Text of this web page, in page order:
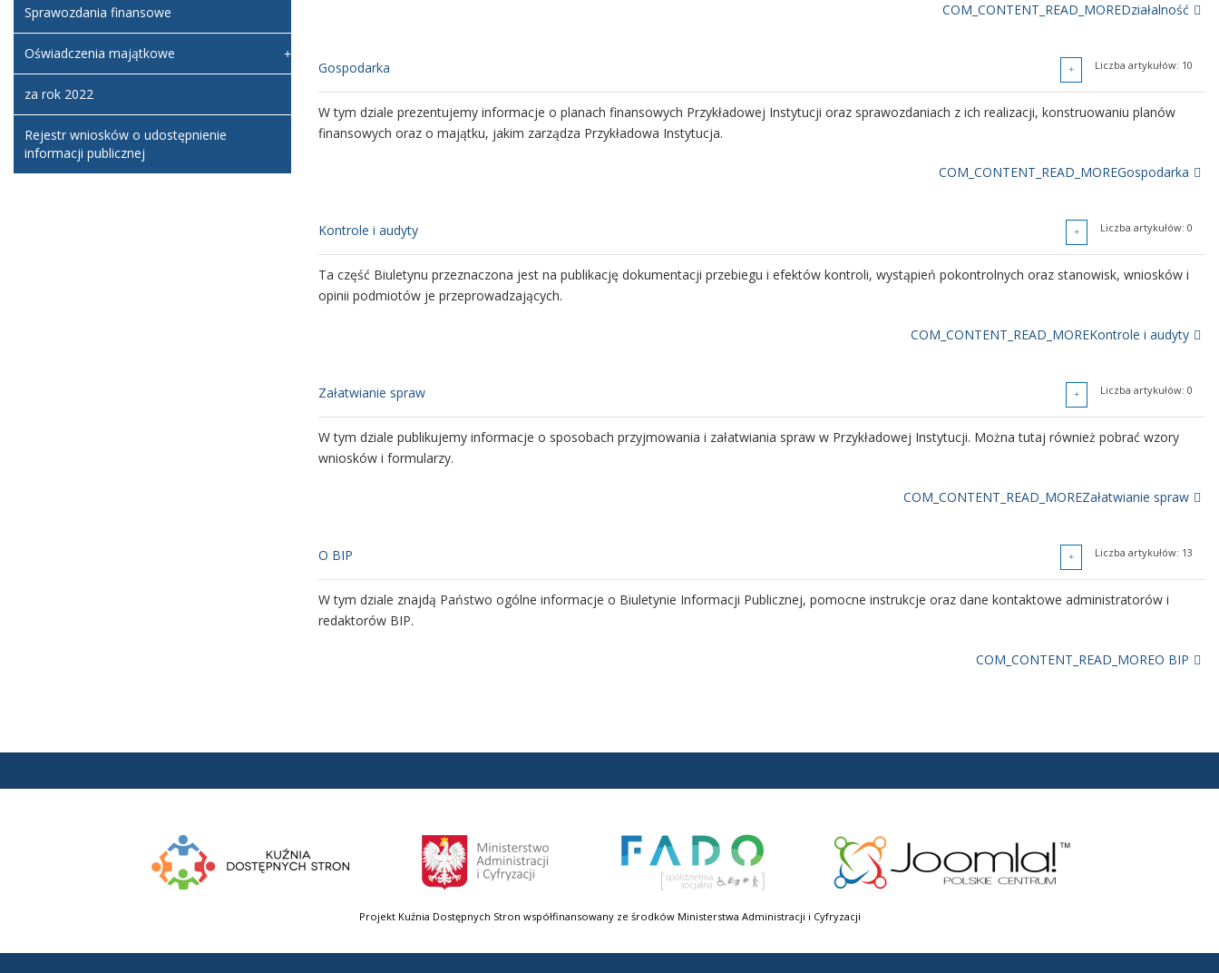
COM_CONTENT_READ_MOREWładze i ich kompetencje
Oświadczenia majątkowe Liczba artykułów: 13
W tym dziale znajdują się oświadczenia majątkowe kadry Przykładowej Instytucji zobowiązanej do składania i udostępniania takich oświadczeń.
COM_CONTENT_READ_MOREDziałalność
Gospodarka Liczba artykułów: 10
W tym dziale prezentujemy informacje o planach finansowych Przykładowej Instytucji oraz sprawozdaniach z ich realizacji, konstruowaniu planów
finansowych oraz o majątku, jakim zarządza Przykładowa Instytucja.
COM_CONTENT_READ_MOREGospodarka
Plany finansowe Liczba artykułów: 1
W tym dziale publikujemy roczne plany finansowe Przykładowej Instytucji oraz plany finansowe przedsięwzięć realizowanych w ramach funduszy
pomocowych i europejskich.
COM_CONTENT_READ_MOREPlany finansowe
Sprawozdania finansowe Liczba artykułów: 9
W tym dziale znajdują się sprawozdania finansowe naszego Przykładowej Instytucji, w tym sprawozdania finansowe z realizacji projektów
finansowanych z różnych źródeł publicznych.
COM_CONTENT_READ_MORESprawozdania finansowe
Kontrole i audyty Liczba artykułów: 0
Ta część Biuletynu przeznaczona jest na publikację dokumentacji przebiegu i efektów kontroli, wystąpień pokontrolnych oraz stanowisk, wniosków i
opinii podmiotów je przeprowadzających.
COM_CONTENT_READ_MOREKontrole i audyty
Załatwianie spraw Liczba artykułów: 0
W tym dziale publikujemy informacje o sposobach przyjmowania i załatwiania spraw w Przykładowej Instytucji. Można tutaj również pobrać wzory
wniosków i formularzy.
COM_CONTENT_READ_MOREZałatwianie spraw
O BIP Liczba artykułów: 13
W tym dziale znajdą Państwo ogólne informacje o Biuletynie Informacji Publicznej, pomocne instrukcje oraz dane kontaktowe administratorów i
redaktorów BIP.
COM_CONTENT_READ_MOREO BIP
W tym dziale znajdują się szczegółowe omówienia zasad dostępu do informacji publicznej oraz przepisy prawne regulujące udostępnianie informacji
Pomoc BIP
Na tej stronie znajdują się odnośniki do informacji, które mogą pomóc w korzystaniu z Biuletynu Informacji Publicznej Przykładowej Instytucji.
COM_CONTENT_READ_MOREPomoc BIP
Sprawozdania finansowe
Oświadczenia majątkowe
za rok 2022
Rejestr wniosków o udostępnienie
informacji publicznej
Projekt Kuźnia Dostępnych Stron współfinansowany ze środków Ministerstwa Administracji i Cyfryzacji